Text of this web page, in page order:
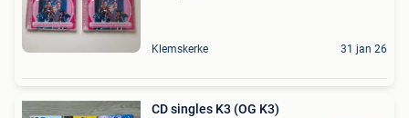
Klemskerke 31 jan 26
CD singles K3 (OG K3)